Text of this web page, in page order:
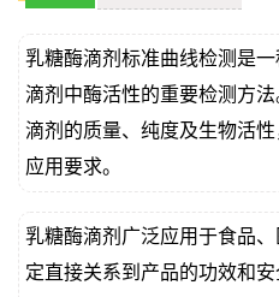
乳糖酶滴剂标准曲线检测是
滴剂中酶活性的重要检测方
滴剂的质量、纯度及生物活
应用要求。
乳糖酶滴剂广泛应用于食品
定直接关系到产品的功效和
价
真
伪
询